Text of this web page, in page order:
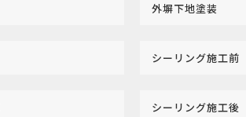
外塀下地塗装
シーリング施工前
シーリング施工後